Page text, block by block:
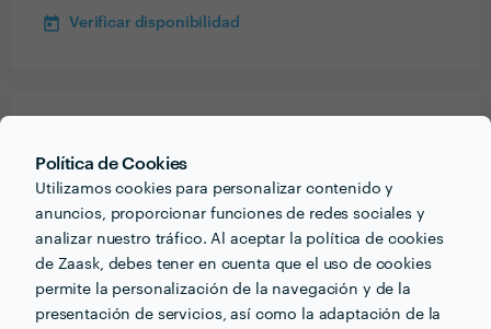
Política de Cookies
Utilizamos cookies para personalizar contenido y
anuncios, proporcionar funciones de redes sociales y
analizar nuestro tráfico. Al aceptar la política de cookies
de Zaask, debes tener en cuenta que el uso de cookies
permite la personalización de la navegación y de la
presentación de servicios, así como la adaptación de la
Verificar disponibilidad
Isabel Serrano
Otros servicios proporcionados por Isabel Serrano